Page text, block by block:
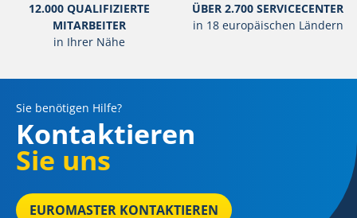
12.000 QUALIFIZIERTE
MITARBEITER
in Ihrer Nähe
ÜBER 2.700 SERVICECENTER
in 18 europäischen Ländern
Sie benötigen Hilfe?
Kontaktieren
Sie uns
EUROMASTER KONTAKTIEREN